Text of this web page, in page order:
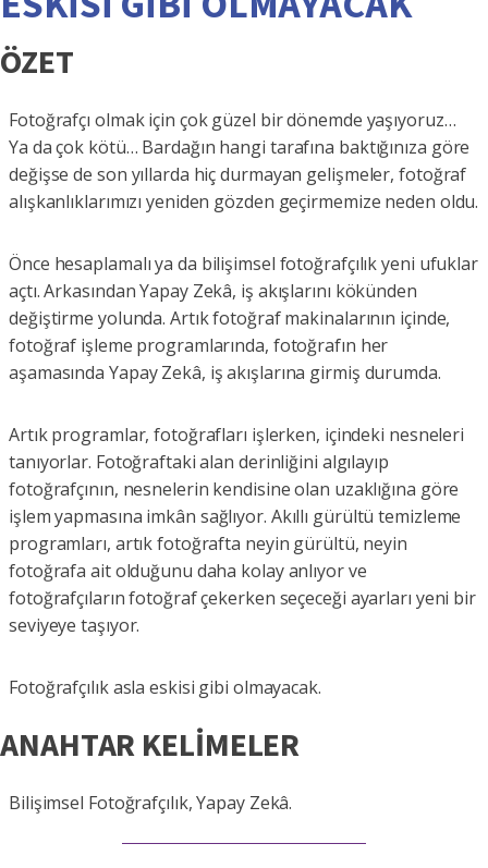
ÖZET
Fotoğrafçı olmak için çok güzel bir dönemde yaşıyoruz…
Ya da çok kötü… Bardağın hangi tarafına baktığınıza göre
değişse de son yıllarda hiç durmayan gelişmeler, fotoğraf
alışkanlıklarımızı yeniden gözden geçirmemize neden oldu.
Önce hesaplamalı ya da bilişimsel fotoğrafçılık yeni ufuklar
açtı. Arkasından Yapay Zekâ, iş akışlarını kökünden
değiştirme yolunda. Artık fotoğraf makinalarının içinde,
fotoğraf işleme programlarında, fotoğrafın her
aşamasında Yapay Zekâ, iş akışlarına girmiş durumda.
Artık programlar, fotoğrafları işlerken, içindeki nesneleri
tanıyorlar. Fotoğraftaki alan derinliğini algılayıp
fotoğrafçının, nesnelerin kendisine olan uzaklığına göre
işlem yapmasına imkân sağlıyor. Akıllı gürültü temizleme
programları, artık fotoğrafta neyin gürültü, neyin
fotoğrafa ait olduğunu daha kolay anlıyor ve
fotoğrafçıların fotoğraf çekerken seçeceği ayarları yeni bir
seviyeye taşıyor.
Fotoğrafçılık asla eskisi gibi olmayacak.
ANAHTAR KELİMELER
Bilişimsel Fotoğrafçılık, Yapay Zekâ.